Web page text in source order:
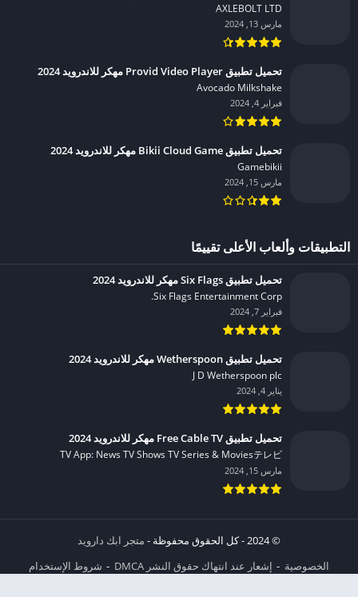
AXLEBOLT LTD‏
مارس 13, 2024
تحميل تطبيق Provid Video Player مهكر للاندرويد 2024
Avocado Milkshake‏
فبراير 4, 2024
تحميل تطبيق Bikii Cloud Game مهكر للاندرويد 2024
Gamebikii‏
مارس 15, 2024
التطبيقات وألعاب الأعلى تقييمًا
تحميل تطبيق Six Flags مهكر للاندرويد 2024
Six Flags Entertainment Corp.‏
فبراير 7, 2024
تحميل تطبيق Wetherspoon مهكر للاندرويد 2024
J D Wetherspoon plc‏
يناير 4, 2024
تحميل تطبيق Free Cable TV مهكر للاندرويد 2024
TV App: News TV Shows TV Series & Moviesテレビ‏
مارس 15, 2024
© 2024 - كل الحقوق محفوظة -
متجر ابك دارويد
الخصوصية
إشعار عند انتهاك حقوق النشر DMCA
شروط الإستخدام